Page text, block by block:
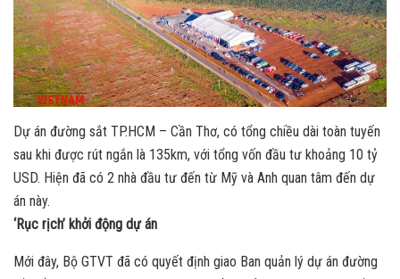
Dự án đường sắt TP.HCM – Cần Thơ, có tổng chiều dài toàn tuyến
sau khi được rút ngắn là 135km, với tổng vốn đầu tư khoảng 10 tỷ
USD. Hiện đã có 2 nhà đầu tư đến từ Mỹ và Anh quan tâm đến dự
án này.
‘Rục rịch’ khởi động dự án
Mới đây, Bộ GTVT đã có quyết định giao Ban quản lý dự án đường